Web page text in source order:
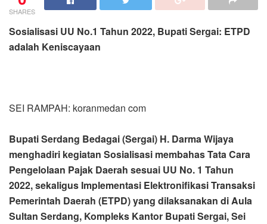
SHARES
Sosialisasi UU No.1 Tahun 2022, Bupati Sergai: ETPD
adalah Keniscayaan
SEI RAMPAH: koranmedan com
Bupati Serdang Bedagai (Sergai) H. Darma Wijaya
menghadiri kegiatan Sosialisasi membahas Tata Cara
Pengelolaan Pajak Daerah sesuai UU No. 1 Tahun
2022, sekaligus Implementasi Elektronifikasi Transaksi
Pemerintah Daerah (ETPD) yang dilaksanakan di Aula
Sultan Serdang, Kompleks Kantor Bupati Sergai, Sei